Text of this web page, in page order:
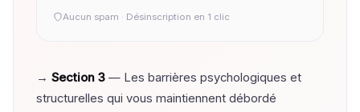
Aucun spam · Désinscription en 1 clic
→ Section 3 — Les barrières psychologiques et
structurelles qui vous maintiennent débordé